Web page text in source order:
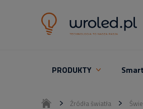
PRODUKTY
Oświetlenie LED z
Źródła światła